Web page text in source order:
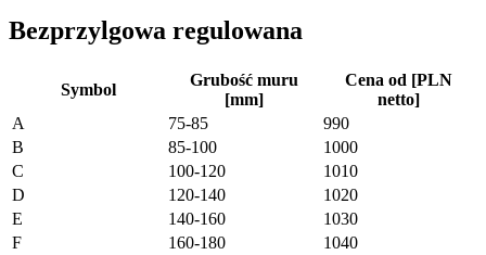
Bezprzylgowa regulowana
Symbol
Grubość muru
[mm]
Cena od [PLN
netto]
A
75-85
990
B
85-100
1000
C
100-120
1010
D
120-140
1020
E
140-160
1030
F
160-180
1040